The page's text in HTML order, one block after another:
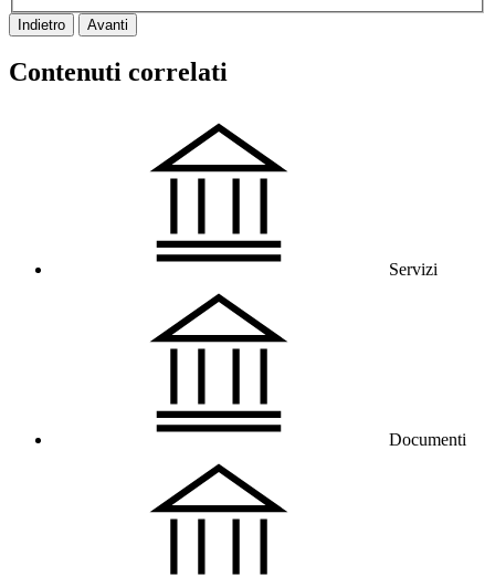
Indietro Avanti
Contenuti correlati
Servizi
Documenti